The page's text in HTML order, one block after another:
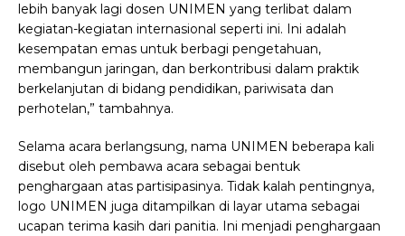
lebih banyak lagi dosen UNIMEN yang terlibat dalam
kegiatan-kegiatan internasional seperti ini. Ini adalah
kesempatan emas untuk berbagi pengetahuan,
membangun jaringan, dan berkontribusi dalam praktik
berkelanjutan di bidang pendidikan, pariwisata dan
perhotelan,” tambahnya.
Selama acara berlangsung, nama UNIMEN beberapa kali
disebut oleh pembawa acara sebagai bentuk
penghargaan atas partisipasinya. Tidak kalah pentingnya,
logo UNIMEN juga ditampilkan di layar utama sebagai
ucapan terima kasih dari panitia. Ini menjadi penghargaan